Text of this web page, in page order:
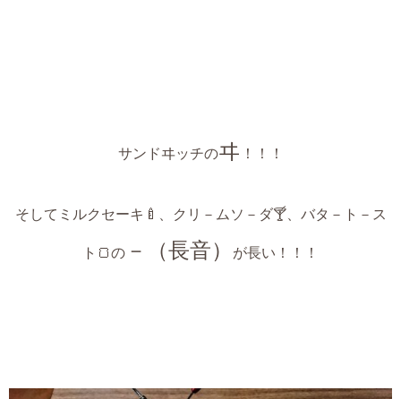
サンドヰッチのヰ ！！！
そしてミルクセーキ🍼、クリ－ムソ－ダ🍸、バタ－ト－ス
ト🍞の －（長音） が長い！！！